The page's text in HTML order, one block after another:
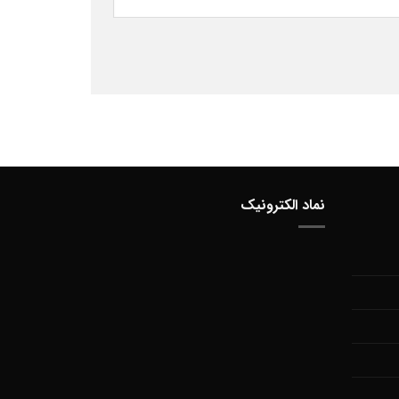
نماد الکترونیک